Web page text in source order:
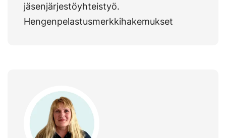
jäsenjärjestöyhteistyö.
Hengenpelastusmerkkihakemukset